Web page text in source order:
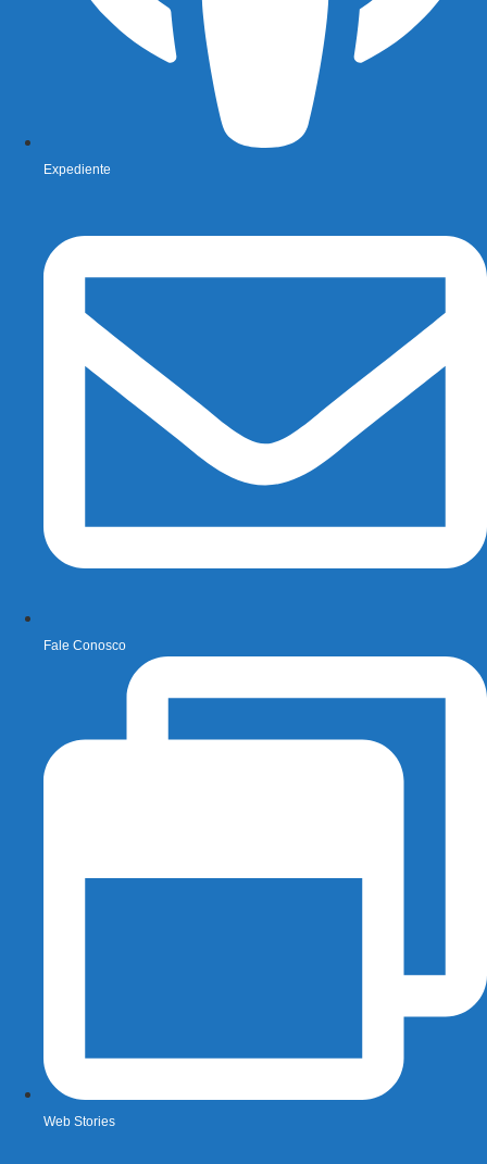
Expediente
Fale Conosco
Web Stories